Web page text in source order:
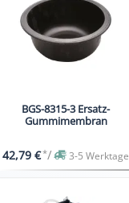
BGS-8315-3 Ersatz-
Gummimembran
42,79 €*/ 3-5 Werktage